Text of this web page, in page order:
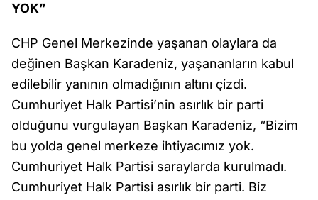
YOK”
CHP Genel Merkezinde yaşanan olaylara da
değinen Başkan Karadeniz, yaşananların kabul
edilebilir yanının olmadığının altını çizdi.
Cumhuriyet Halk Partisi’nin asırlık bir parti
olduğunu vurgulayan Başkan Karadeniz, “Bizim
bu yolda genel merkeze ihtiyacımız yok.
Cumhuriyet Halk Partisi saraylarda kurulmadı.
Cumhuriyet Halk Partisi asırlık bir parti. Biz